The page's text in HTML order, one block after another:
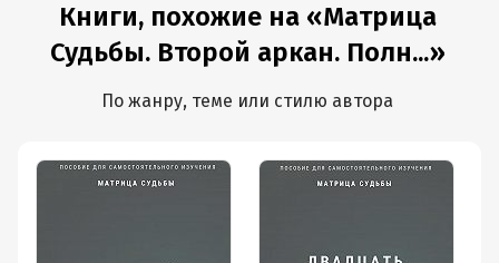
Книги, похожие на «Матрица
Судьбы. Второй аркан. Полн...»
По жанру, теме или стилю автора